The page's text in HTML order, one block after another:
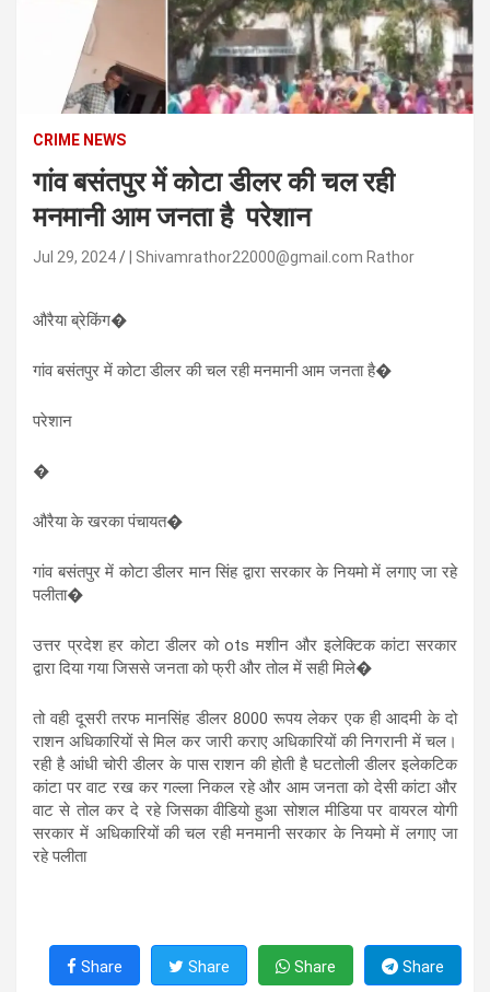
CRIME NEWS
गांव बसंतपुर में कोटा डीलर की चल रही
मनमानी आम जनता है परेशान
Jul 29, 2024 | Shivamrathor22000@gmail.com Rathor
औरैया ब्रेकिंग�
गांव बसंतपुर में कोटा डीलर की चल रही मनमानी आम जनता है�
परेशान
�
औरैया के खरका पंचायत�
गांव बसंतपुर में कोटा डीलर मान सिंह द्वारा सरकार के नियमो में लगाए जा रहे
पलीता�
उत्तर प्रदेश हर कोटा डीलर को ots मशीन और इलेक्टिक कांटा सरकार
द्वारा दिया गया जिससे जनता को फ्री और तोल में सही मिले�
तो वही दूसरी तरफ मानसिंह डीलर 8000 रूपय लेकर एक ही आदमी के दो
राशन अधिकारियों से मिल कर जारी कराए अधिकारियों की निगरानी में चल।
रही है आंधी चोरी डीलर के पास राशन की होती है घटतोली डीलर इलेकटिक
कांटा पर वाट रख कर गल्ला निकल रहे और आम जनता को देसी कांटा और
वाट से तोल कर दे रहे जिसका वीडियो हुआ सोशल मीडिया पर वायरल योगी
सरकार में अधिकारियों की चल रही मनमानी सरकार के नियमो में लगाए जा
रहे पलीता
Share Share Share Share